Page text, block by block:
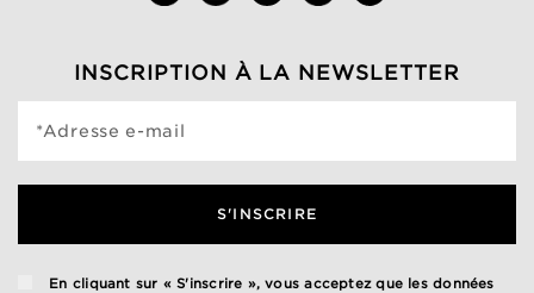
INSCRIPTION À LA NEWSLETTER
*Adresse e-mail
S'INSCRIRE
En cliquant sur « S'inscrire », vous acceptez que les données